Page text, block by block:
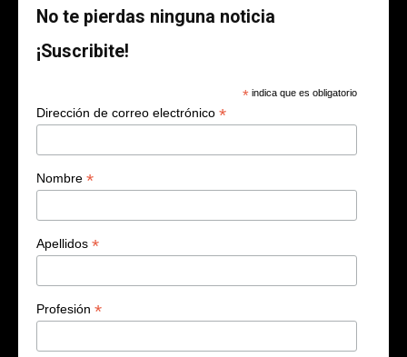
No te pierdas ninguna noticia
¡Suscribite!
* indica que es obligatorio
Dirección de correo electrónico *
Nombre *
Apellidos *
Profesión *